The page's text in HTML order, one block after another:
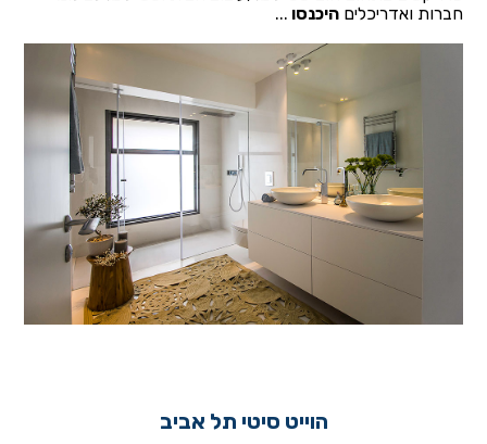
חברות ואדריכליםהיכנסו ...
הוייט סיטי תל אביב